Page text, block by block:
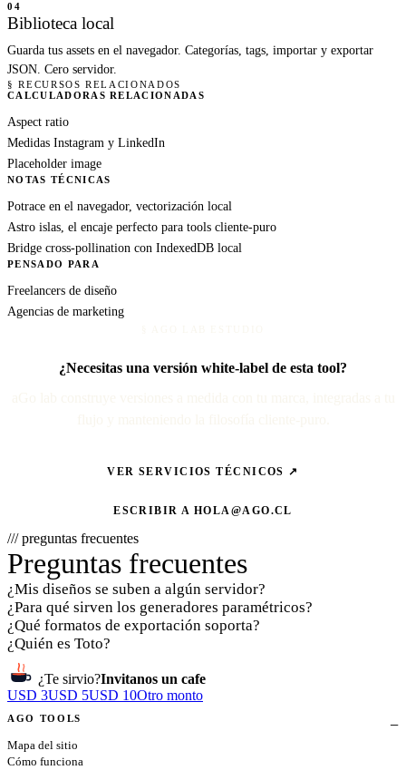
04
Biblioteca local
Guarda tus assets en el navegador. Categorías, tags, importar y exportar
JSON. Cero servidor.
§ RECURSOS RELACIONADOS
CALCULADORAS RELACIONADAS
Aspect ratio
Medidas Instagram y LinkedIn
Placeholder image
NOTAS TÉCNICAS
Potrace en el navegador, vectorización local
Astro islas, el encaje perfecto para tools cliente-puro
Bridge cross-pollination con IndexedDB local
PENSADO PARA
Freelancers de diseño
Agencias de marketing
¿Necesitas una versión white-label de esta tool?
VER SERVICIOS TÉCNICOS ↗
ESCRIBIR A HOLA@AGO.CL
/// preguntas frecuentes
Preguntas frecuentes
¿Mis diseños se suben a algún servidor?
¿Para qué sirven los generadores paramétricos?
¿Qué formatos de exportación soporta?
¿Quién es Toto?
¿Te sirvio?Invitanos un cafe
USD 3USD 5USD 10Otro monto
AGO TOOLS
Mapa del sitio
Cómo funciona